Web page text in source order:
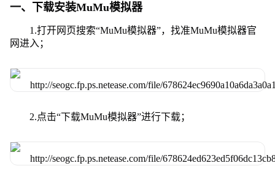
一、下载安装MuMu模拟器
1.打开网页搜索“MuMu模拟器”，找准MuMu模拟器官
网进入；
2.点击“下载MuMu模拟器”进行下载；